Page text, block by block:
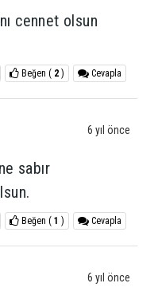
cennet olsun
Cevapla
Beğen ( 2 )
6 yıl önce
sabır
Cevapla
Beğen ( 1 )
6 yıl önce